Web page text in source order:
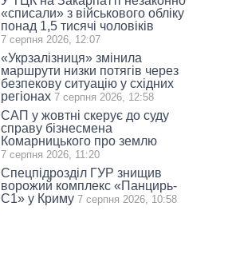
«списали» з військового обліку
понад 1,5 тисячі чоловіків
7 серпня 2026, 12:07
«Укрзалізниця» змінила
маршрути низки потягів через
безпекову ситуацію у східних
регіонах 7 серпня 2026, 12:58
САП у жовтні скерує до суду
справу бізнесмена
Комарницького про землю
7 серпня 2026, 11:20
Спецпідрозділ ГУР знищив
ворожий комплекс «Панцирь-
С1» у Криму 7 серпня 2026, 10:58